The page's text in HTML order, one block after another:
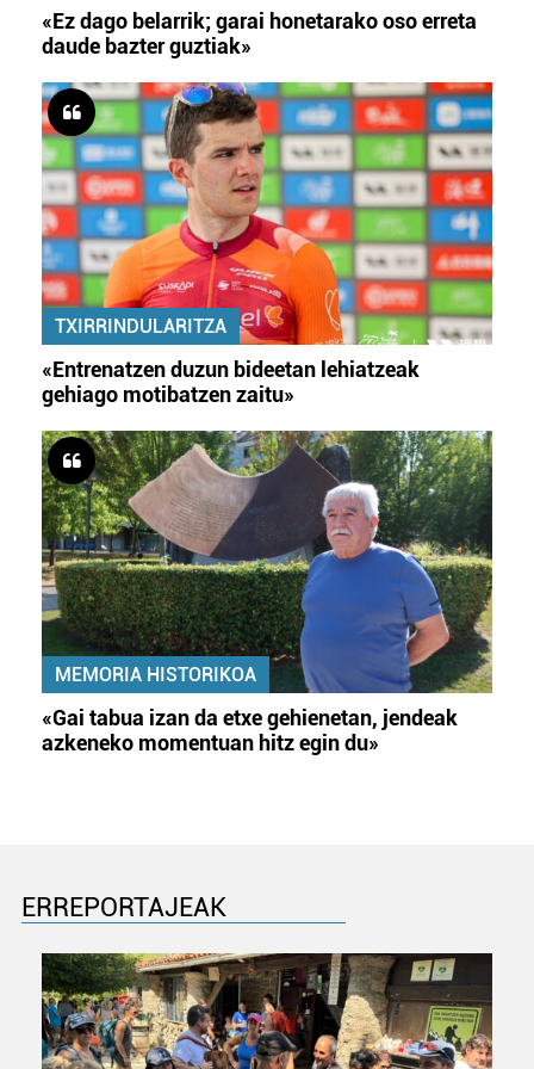
«Ez dago belarrik; garai honetarako oso erreta
daude bazter guztiak»
TXIRRINDULARITZA
«Entrenatzen duzun bideetan lehiatzeak
gehiago motibatzen zaitu»
MEMORIA HISTORIKOA
«Gai tabua izan da etxe gehienetan, jendeak
azkeneko momentuan hitz egin du»
ERREPORTAJEAK